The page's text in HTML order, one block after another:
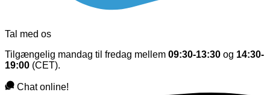
Tal med os
Tilgængelig mandag til fredag mellem 09:30-13:30 og 14:30-
19:00 (CET).
Chat online!